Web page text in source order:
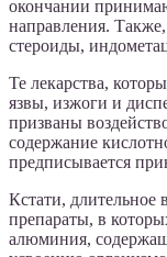
окончании
направления.
стероиды,
Те лекарства,
язвы, изжоги и
призваны
содержание
предписывается
Кстати, длительное
препараты, в
алюминия,